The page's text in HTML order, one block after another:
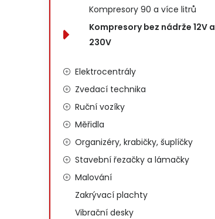
Kompresory 90 a více litrů
Kompresory bez nádrže 12V a
230V
Elektrocentrály
Zvedací technika
Ruční vozíky
Měřidla
Organizéry, krabičky, šuplíčky
Stavební řezačky a lámačky
Malování
Zakrývací plachty
Vibrační desky